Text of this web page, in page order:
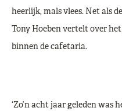
heerlijk, mals vlees. Net als
Tony Hoeben vertelt over
binnen de cafetaria.
‘Zo’n acht jaar geleden